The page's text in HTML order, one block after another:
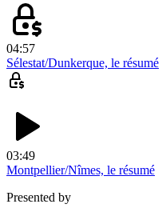
04:57
Sélestat/Dunkerque, le résumé
03:49
Montpellier/Nîmes, le résumé
Presented by